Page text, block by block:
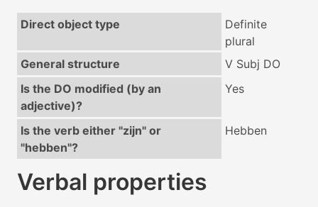
Direct object type
Definite
plural
General structure
V Subj DO
Is the DO modified (by an
adjective)?
Yes
Is the verb either "zijn" or
"hebben"?
Hebben
Verbal properties